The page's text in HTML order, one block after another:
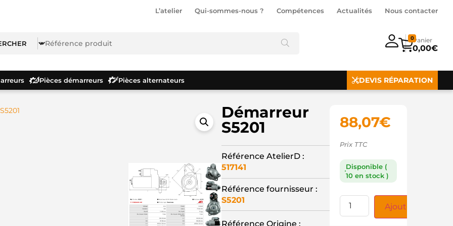
L’atelier Qui-sommes-nous ? Compétences Actualités Nous contacter
0,00€
0
Pièces démarreurs Pièces alternateurs DEVIS RÉPARATION
Démarreur
S5201
Référence AtelierD :
517141
Référence fournisseur :
S5201
Référence Origine :
88,07€
Prix TTC
Disponible (
10 en stock )
Ajouter au